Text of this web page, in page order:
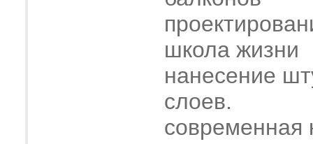
школа жизни
нанесение
слоев.
современная